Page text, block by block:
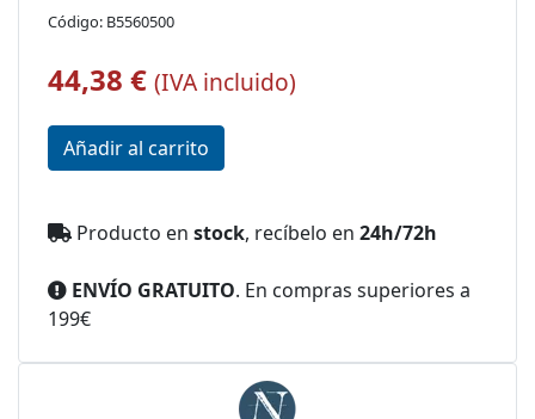
Código: B5560500
44,38 € (IVA incluido)
Producto en stock, recíbelo en 24h/72h
ENVÍO GRATUITO. En compras superiores a
199€